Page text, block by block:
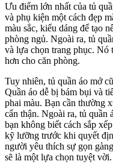
Ưu điểm lớn nhất của tủ
và phụ kiện một cách đẹp
màu sắc, kiểu dáng để tạo
phòng ngủ. Ngoài ra, tủ
và lựa chọn trang phục. Nó
hơn cho căn phòng.
Tuy nhiên, tủ quần áo mở
Quần áo dễ bị bám bụi và
phai màu. Bạn cần thường
cẩn thận. Ngoài ra, tủ quần
bạn không biết cách sắp
kỹ lưỡng trước khi quyết
người yêu thích sự gọn
sẽ là một lựa chọn tuyệt vời.